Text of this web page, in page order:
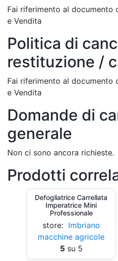
Fai riferimento al documento
e Vendita
Politica di
restituzione /
Fai riferimento al documento
e Vendita
Domande di
generale
Non ci sono ancora richieste.
Prodotti
Defogliatrice Carrellata
Imperatrice Mini
Professionale
store: Imbriano
macchine agricole
5su 5